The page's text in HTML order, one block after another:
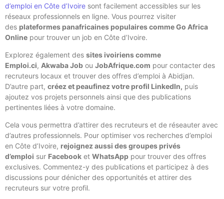
d’emploi en Côte d’Ivoire sont facilement accessibles sur les
réseaux professionnels en ligne. Vous pourrez visiter
des plateformes panafricaines populaires comme Go Africa
Online pour trouver un job en Côte d’Ivoire.
Explorez également des sites ivoiriens comme
Emploi.ci, Akwaba Job ou JobAfrique.com pour contacter des
recruteurs locaux et trouver des offres d’emploi à Abidjan.
D’autre part, créez et peaufinez votre profil LinkedIn, puis
ajoutez vos projets personnels ainsi que des publications
pertinentes liées à votre domaine.
Cela vous permettra d’attirer des recruteurs et de réseauter avec
d’autres professionnels. Pour optimiser vos recherches d’emploi
en Côte d’Ivoire, rejoignez aussi des groupes privés
d’emploi sur Facebook et WhatsApp pour trouver des offres
exclusives. Commentez-y des publications et participez à des
discussions pour dénicher des opportunités et attirer des
recruteurs sur votre profil.